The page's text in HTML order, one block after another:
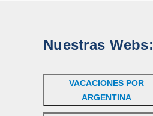
Nuestras Webs:
VACACIONES POR
ARGENTINA